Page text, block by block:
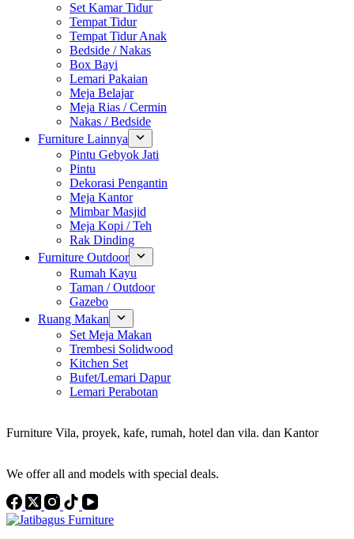
Set Kamar Tidur
Tempat Tidur
Tempat Tidur Anak
Bedside / Nakas
Box Bayi
Lemari Pakaian
Meja Belajar
Meja Rias / Cermin
Nakas / Bedside
Furniture Lainnya
Pintu Gebyok Jati
Pintu
Dekorasi Pengantin
Meja Kantor
Mimbar Masjid
Meja Kopi / Teh
Rak Dinding
Furniture Outdoor
Rumah Kayu
Taman / Outdoor
Gazebo
Ruang Makan
Set Meja Makan
Trembesi Solidwood
Kitchen Set
Bufet/Lemari Dapur
Lemari Perabotan
Furniture Vila, proyek, kafe, rumah, hotel dan vila. dan Kantor
We offer all and models with special deals.